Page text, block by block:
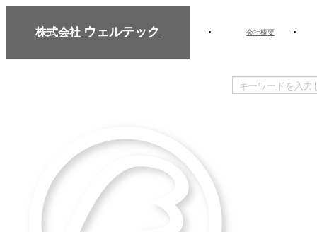
株式会社 ウェルテック 会社概要